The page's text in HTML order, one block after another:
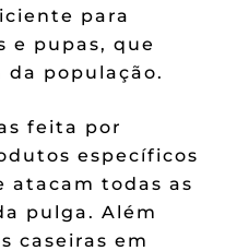
para
e pupas, que
população.
feita por
específicos
atacam todas as
pulga. Além
caseiras em